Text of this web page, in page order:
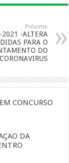
Próximo
2021 -ALTERA
PARA O
DO
CONCURSO
DA